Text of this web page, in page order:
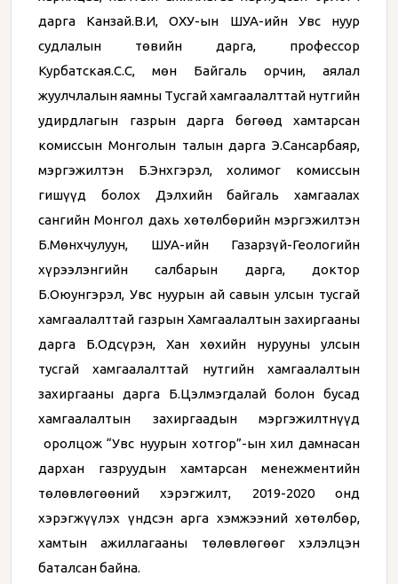
дарга Канзай.В.И, ОХУ-ын ШУА-ийн Увс нуур
судлалын төвийн дарга, профессор
Курбатская.С.С, мөн Байгаль орчин, аялал
жуулчлалын яамны Тусгай хамгаалалттай нутгийн
удирдлагын газрын дарга бөгөөд хамтарсан
комиссын Монголын талын дарга Э.Сансарбаяр,
мэргэжилтэн Б.Энхгэрэл, холимог комиссын
гишүүд болох Дэлхийн байгаль хамгаалах
сангийн Монгол дахь хөтөлбөрийн мэргэжилтэн
Б.Мөнхчулуун, ШУА-ийн Газарзүй-Геологийн
хүрээлэнгийн салбарын дарга, доктор
Б.Оюунгэрэл, Увс нуурын ай савын улсын тусгай
хамгаалалттай газрын Хамгаалалтын захиргааны
дарга Б.Одсүрэн, Хан хөхийн нурууны улсын
тусгай хамгаалалттай нутгийн хамгаалалтын
захиргааны дарга Б.Цэлмэгдалай болон бусад
хамгаалалтын захиргаадын мэргэжилтнүүд
оролцож “Увс нуурын хотгор”-ын хил дамнасан
дархан газруудын хамтарсан менежментийн
төлөвлөгөөний хэрэгжилт, 2019-2020 онд
хэрэгжүүлэх үндсэн арга хэмжээний хөтөлбөр,
хамтын ажиллагааны төлөвлөгөөг хэлэлцэн
баталсан байна.